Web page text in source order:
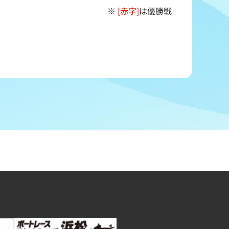
※ [赤字]は優勝戦